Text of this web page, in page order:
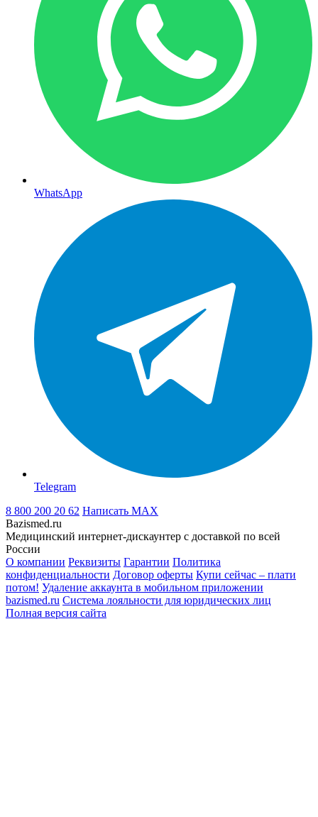
WhatsApp
Telegram
8 800 200 20 62 Написать MAX
Bazismed.ru
Медицинский интернет-дискаунтер с доставкой по всей
России
О компании Реквизиты Гарантии Политика
конфиденциальности Договор оферты Купи сейчас – плати
потом! Удаление аккаунта в мобильном приложении
bazismed.ru Система лояльности для юридических лиц
Полная версия сайта